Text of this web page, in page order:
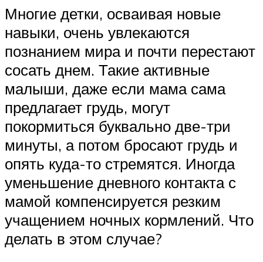
Многие детки, осваивая новые
навыки, очень увлекаются
познанием мира и почти перестают
сосать днем. Такие активные
малыши, даже если мама сама
предлагает грудь, могут
покормиться буквально две-три
минуты, а потом бросают грудь и
опять куда-то стремятся. Иногда
уменьшение дневного контакта с
мамой компенсируется резким
учащением ночных кормлений. Что
делать в этом случае?